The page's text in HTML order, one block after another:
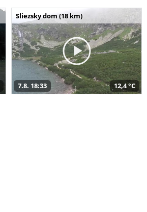
Sliezsky dom (18 km)
7.8. 18:33 12,4 °C